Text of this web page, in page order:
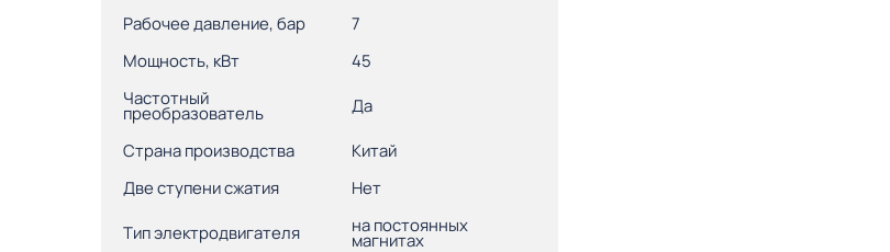
Рабочее давление, бар
7
Мощность, кВт
45
Частотный
преобразователь Да
Страна производства
Китай
Две ступени сжатия
Нет
Тип электродвигателя на постоянных
магнитах